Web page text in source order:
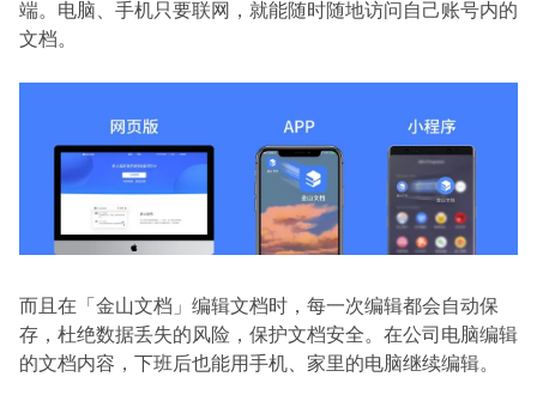
端。电脑、手机只要联网，就能随时随地访问自己账号内的
文档。
而且在「金山文档」编辑文档时，每一次编辑都会自动保
存，杜绝数据丢失的风险，保护文档安全。在公司电脑编辑
的文档内容，下班后也能用手机、家里的电脑继续编辑。